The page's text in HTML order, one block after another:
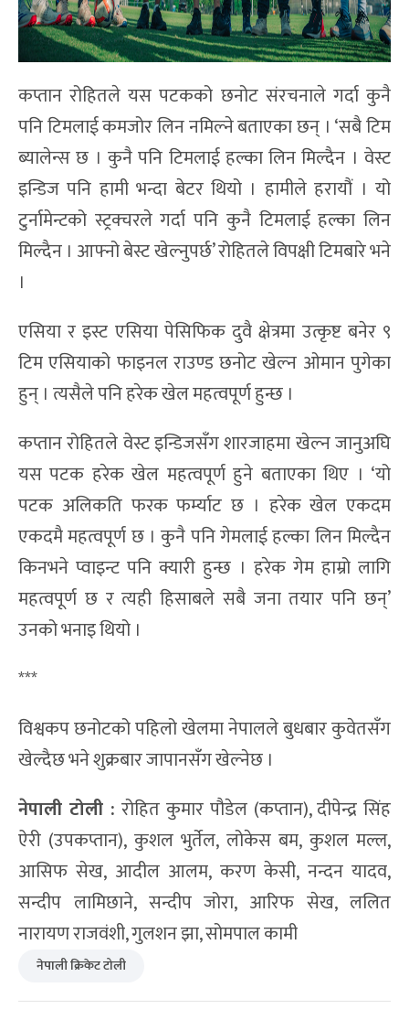
कप्तान रोहितले यस पटकको छनोट संरचनाले गर्दा कुनै
पनि टिमलाई कमजोर लिन नमिल्ने बताएका छन् । ‘सबै टिम
ब्यालेन्स छ । कुनै पनि टिमलाई हल्का लिन मिल्दैन । वेस्ट
इन्डिज पनि हामी भन्दा बेटर थियो । हामीले हरायौं । यो
टुर्नामेन्टको स्ट्रक्चरले गर्दा पनि कुनै टिमलाई हल्का लिन
मिल्दैन । आफ्नो बेस्ट खेल्नुपर्छ’ रोहितले विपक्षी टिमबारे भने
।
एसिया र इस्ट एसिया पेसिफिक दुवै क्षेत्रमा उत्कृष्ट बनेर ९
टिम एसियाको फाइनल राउण्ड छनोट खेल्न ओमान पुगेका
हुन् । त्यसैले पनि हरेक खेल महत्वपूर्ण हुन्छ ।
कप्तान रोहितले वेस्ट इन्डिजसँग शारजाहमा खेल्न जानुअघि
यस पटक हरेक खेल महत्वपूर्ण हुने बताएका थिए । ‘यो
पटक अलिकति फरक फर्म्याट छ । हरेक खेल एकदम
एकदमै महत्वपूर्ण छ । कुनै पनि गेमलाई हल्का लिन मिल्दैन
किनभने प्वाइन्ट पनि क्यारी हुन्छ । हरेक गेम हाम्रो लागि
महत्वपूर्ण छ र त्यही हिसाबले सबै जना तयार पनि छन्’
उनको भनाइ थियो ।
***
विश्वकप छनोटको पहिलो खेलमा नेपालले बुधबार कुवेतसँग
खेल्दैछ भने शुक्रबार जापानसँग खेल्नेछ ।
नेपाली टोली :रोहित कुमार पौडेल (कप्तान), दीपेन्द्र सिंह
ऐरी (उपकप्तान), कुशल भुर्तेल, लोकेस बम, कुशल मल्ल,
आसिफ सेख, आदील आलम, करण केसी, नन्दन यादव,
सन्दीप लामिछाने, सन्दीप जोरा, आरिफ सेख, ललित
नारायण राजवंशी, गुलशन झा, सोमपाल कामी
नेपाली क्रिकेट टोली